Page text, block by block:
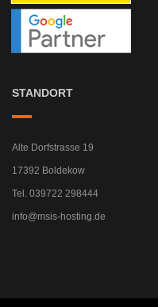
STANDORT
Alte Dorfstrasse 19
17392 Boldekow
Tel. 039722 298444
info@msis-hosting.de